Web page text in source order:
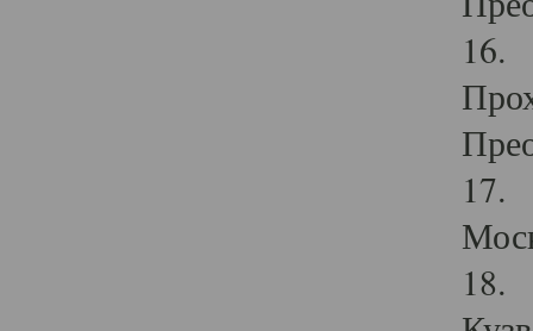
16.
17.
18.